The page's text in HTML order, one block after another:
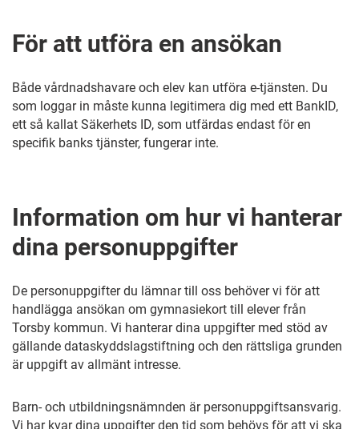
För att utföra en ansökan
Både vårdnadshavare och elev kan utföra e-tjänsten. Du
som loggar in måste kunna legitimera dig med ett BankID,
ett så kallat Säkerhets ID, som utfärdas endast för en
specifik banks tjänster, fungerar inte.
Information om hur vi hanterar
dina personuppgifter
De personuppgifter du lämnar till oss behöver vi för att
handlägga ansökan om gymnasiekort till elever från
Torsby kommun. Vi hanterar dina uppgifter med stöd av
gällande dataskyddslagstiftning och den rättsliga grunden
är uppgift av allmänt intresse.
Barn- och utbildningsnämnden är personuppgiftsansvarig.
Vi har kvar dina uppgifter den tid som behövs för att vi ska